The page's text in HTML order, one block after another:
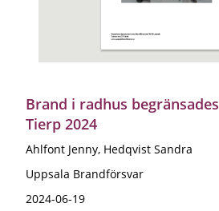
Brand i radhus
Tierp 2024
Ahlfont Jenny, Hedqvist Sandra
Uppsala Brandförsvar
2024-06-19